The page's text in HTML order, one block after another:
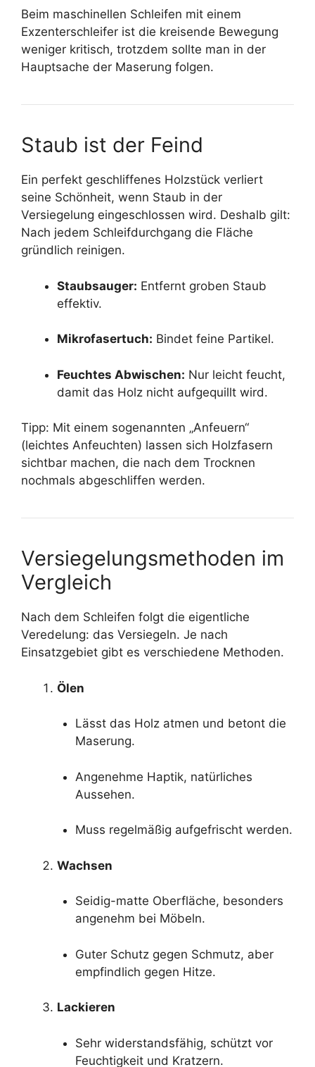
Beim maschinellen Schleifen mit einem
Exzenterschleifer ist die kreisende Bewegung
weniger kritisch, trotzdem sollte man in der
Hauptsache der Maserung folgen.
Staub ist der Feind
Ein perfekt geschliffenes Holzstück verliert
seine Schönheit, wenn Staub in der
Versiegelung eingeschlossen wird. Deshalb gilt:
Nach jedem Schleifdurchgang die Fläche
gründlich reinigen.
Staubsauger: Entfernt groben Staub
effektiv.
Mikrofasertuch: Bindet feine Partikel.
Feuchtes Abwischen: Nur leicht feucht,
damit das Holz nicht aufgequillt wird.
Tipp: Mit einem sogenannten „Anfeuern“
(leichtes Anfeuchten) lassen sich Holzfasern
sichtbar machen, die nach dem Trocknen
nochmals abgeschliffen werden.
Versiegelungsmethoden im
Vergleich
Nach dem Schleifen folgt die eigentliche
Veredelung: das Versiegeln. Je nach
Einsatzgebiet gibt es verschiedene Methoden.
Ölen
Lässt das Holz atmen und betont die
Maserung.
Angenehme Haptik, natürliches
Aussehen.
Muss regelmäßig aufgefrischt werden.
Wachsen
Seidig-matte Oberfläche, besonders
angenehm bei Möbeln.
Guter Schutz gegen Schmutz, aber
empfindlich gegen Hitze.
Lackieren
Sehr widerstandsfähig, schützt vor
Feuchtigkeit und Kratzern.